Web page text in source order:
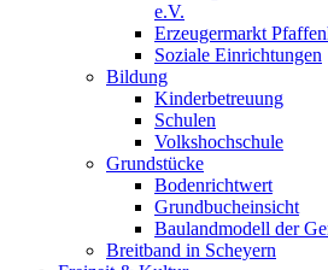
e.V.
Erzeugermarkt
Soziale Einrichtungen
Bildung
Kinderbetreuung
Schulen
Volkshochschule
Grundstücke
Bodenrichtwert
Grundbucheinsicht
Baulandmodell der
Breitband in Scheyern